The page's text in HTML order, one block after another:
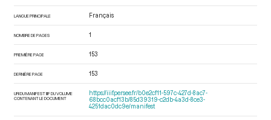
LANGUE PRINCIPALE Français
NOMBRE DE PAGES 1
PREMIÈRE PAGE 153
DERNIÈRE PAGE 153
URI DU MANIFEST IIIF DU VOLUME
CONTENANT LE DOCUMENT
https://iiif.persee.fr/b0e2cf11-597c-427d-8ac7-
68bcc0acf13b/85d39319-c2db-4a3d-8ce3-
4251dac0dc9e/manifest